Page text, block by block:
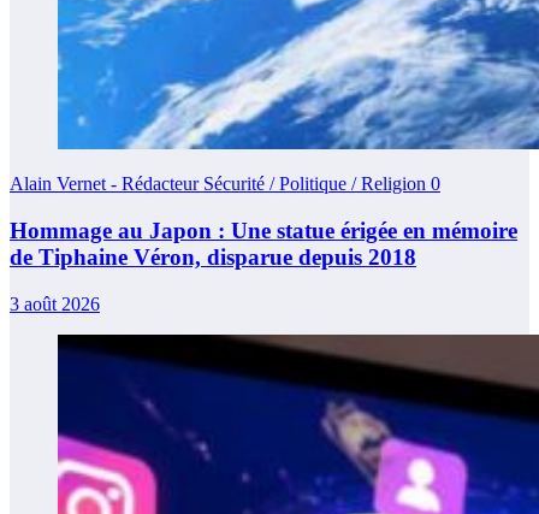
Alain Vernet - Rédacteur Sécurité / Politique / Religion 0
Hommage au Japon : Une statue érigée en mémoire
de Tiphaine Véron, disparue depuis 2018
3 août 2026